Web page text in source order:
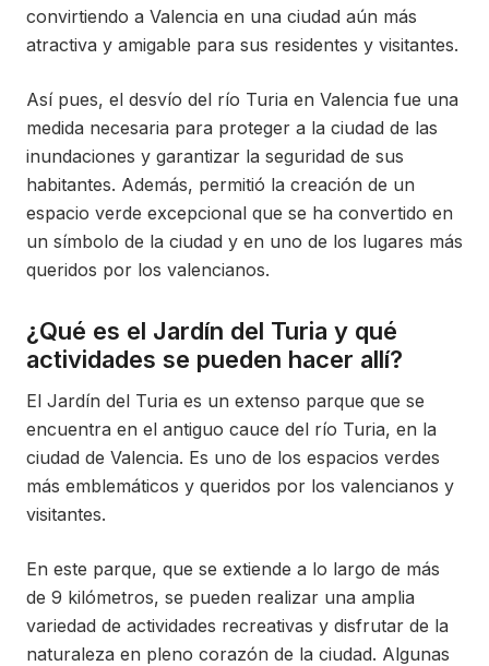
convirtiendo a Valencia en una ciudad aún más
atractiva y amigable para sus residentes y visitantes.
Así pues, el desvío del río Turia en Valencia fue una
medida necesaria para proteger a la ciudad de las
inundaciones y garantizar la seguridad de sus
habitantes. Además, permitió la creación de un
espacio verde excepcional que se ha convertido en
un símbolo de la ciudad y en uno de los lugares más
queridos por los valencianos.
¿Qué es el Jardín del Turia y qué
actividades se pueden hacer allí?
El Jardín del Turia es un extenso parque que se
encuentra en el antiguo cauce del río Turia, en la
ciudad de Valencia. Es uno de los espacios verdes
más emblemáticos y queridos por los valencianos y
visitantes.
En este parque, que se extiende a lo largo de más
de 9 kilómetros, se pueden realizar una amplia
variedad de actividades recreativas y disfrutar de la
naturaleza en pleno corazón de la ciudad. Algunas